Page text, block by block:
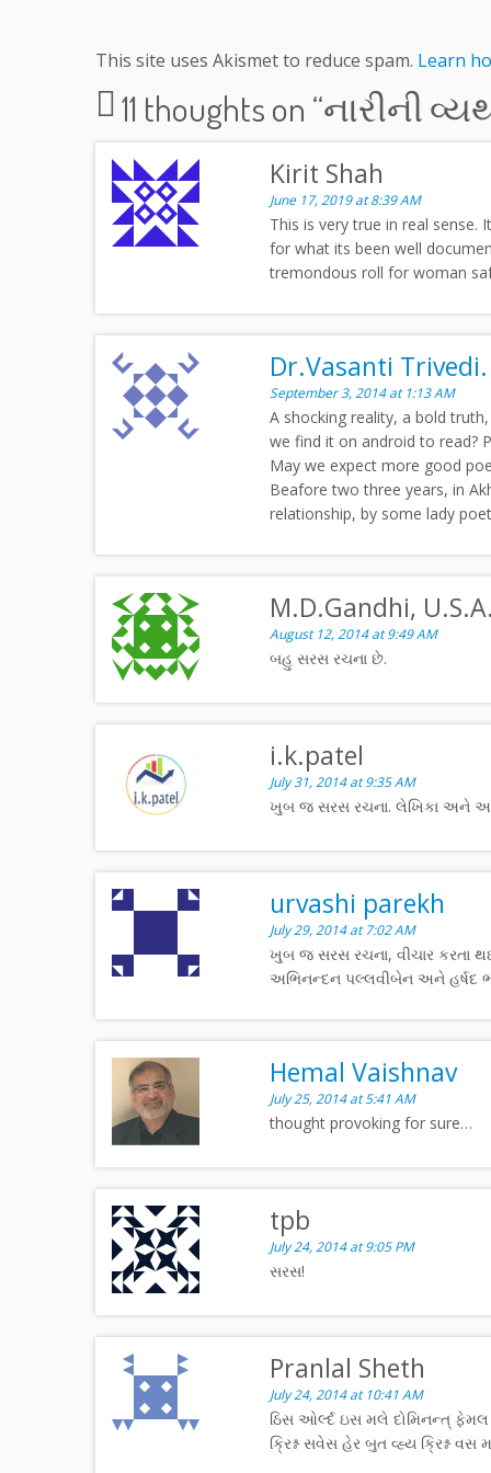
This site uses Akismet to reduce spam. Learn
11 thoughts on “નારીની
Kirit Shah
June 17, 2019 at 8:39 AM
This is very true in real
for what its been well
tremondous roll for woman
Dr.Vasanti
September 3, 2014 at 1:13 AM
A shocking reality, a bold
we find it on android to read?
May we expect more good
Beafore two three years, in
relationship, by some lady
M.D.Gandhi, U.S.A.
August 12, 2014 at 9:49 AM
બહુ સરસ રચના છે.
i.k.patel
July 31, 2014 at 9:35 AM
ખુબ જ સરસ રચના. લેખિકા અને
urvashi parekh
July 29, 2014 at 7:02 AM
ખુબ જ સરસ રચના, વીચાર કરતા
અભિનન્દન પલ્લવીબેન અને હર્ષદ
Hemal Vaishnav
July 25, 2014 at 5:41 AM
thought provoking for sure…
tpb
July 24, 2014 at 9:05 PM
સરસ!
Pranlal Sheth
July 24, 2014 at 10:41 AM
ઠિસ ઓર્લ્દ ઇસ મલે દોમિનન્ત્
ક્રિશ્ન સવેસ હેર બુત વ્હ્ય ક્રિશ્ન